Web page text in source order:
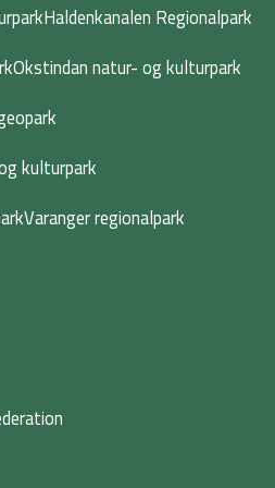
Haldenkanalen Regionalpark
Okstindan natur- og kulturpark
kulturpark
Varanger regionalpark